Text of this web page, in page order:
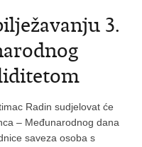
3.
Radin sudjelovat će
– Međunarodnog dana
saveza osoba s